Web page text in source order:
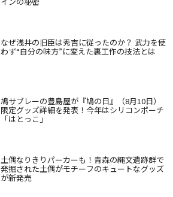
なぜ浅井の旧臣は秀吉に従ったのか？ 武力を使
わず“自分の味方”に変えた裏工作の技法とは
鳩サブレーの豊島屋が『鳩の日』（8月10日）
限定グッズ詳細を発表！今年はシリコンポーチ
「はとっこ」
土偶なりきりパーカーも！青森の縄文遺跡群で
発掘された土偶がモチーフのキュートなグッズ
が新発売